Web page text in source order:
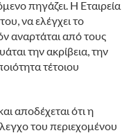
πηγάζει. Η Εταιρεία
να ελέγχει το
αναρτάται από τους
την ακρίβεια, την
τέτοιου
αποδέχεται ότι η
του περιεχομένου